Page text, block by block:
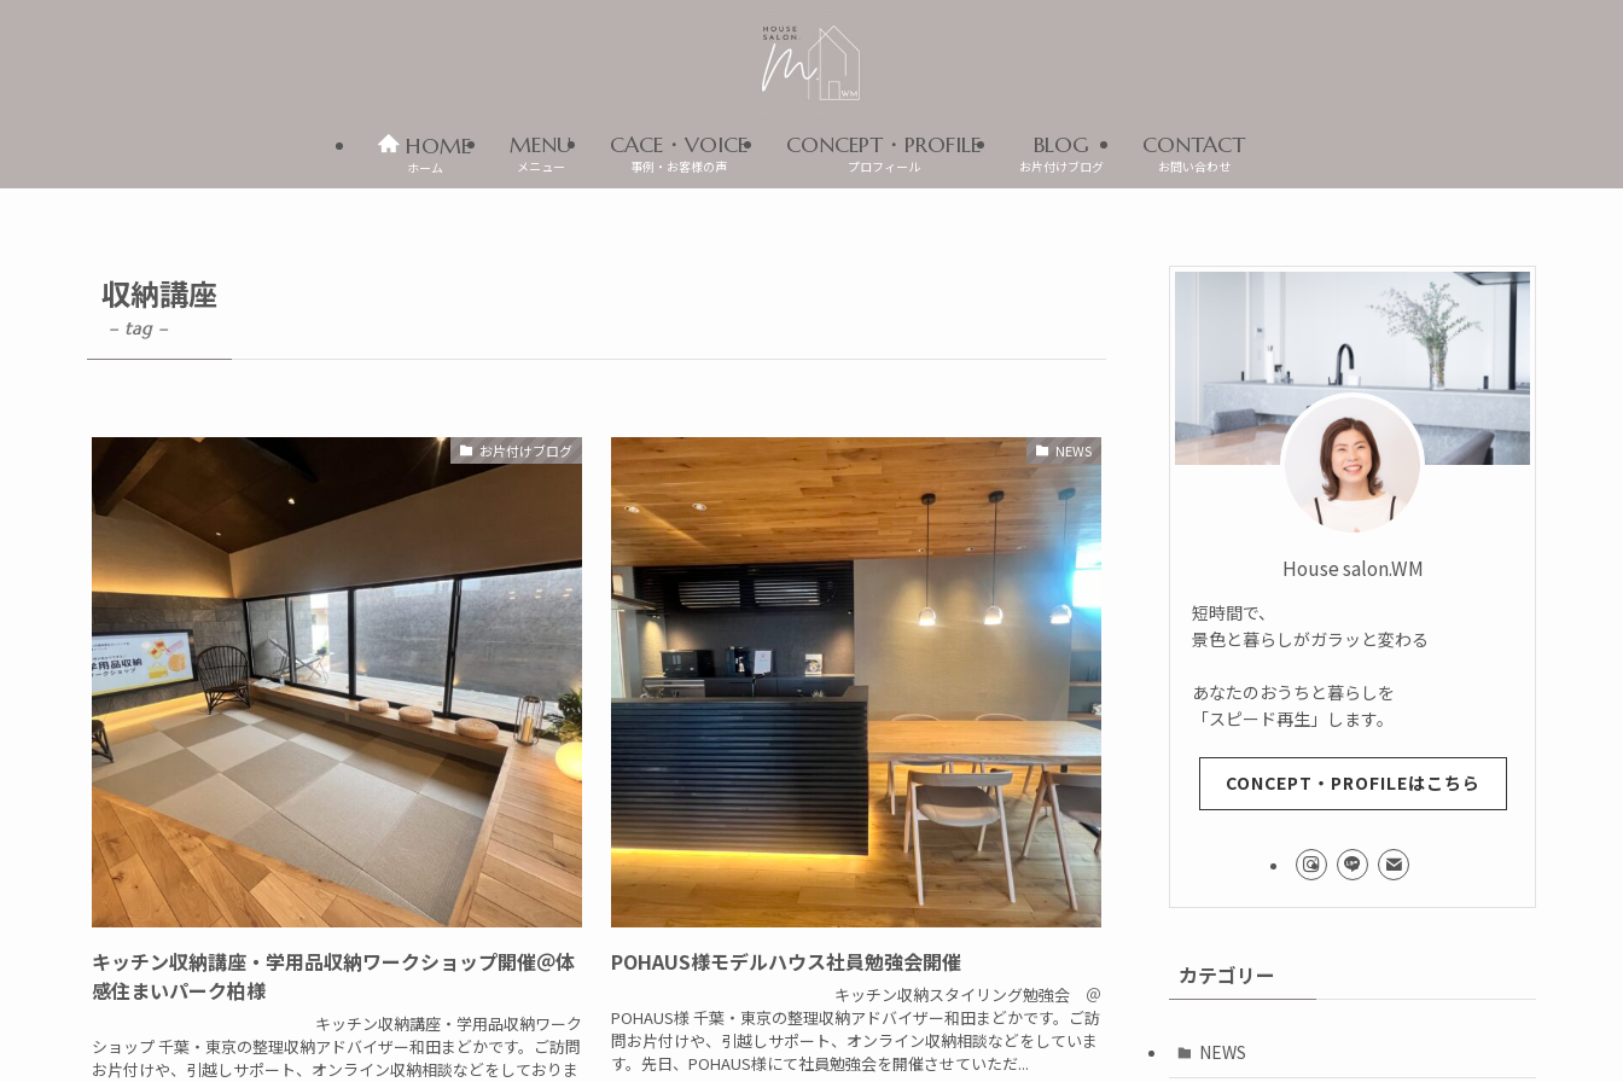
HOME
ホーム
MENU
メニュー
CACE・VOICE
事例・お客様の声
CONCEPT・PROFILE
プロフィール
BLOG
お片付けブログ
CONTACT
お問い合わせ
収納講座
– tag –
お片付けブログ
キッチン収納講座・学用品収納ワークショップ開催＠体
感住まいパーク柏様
キッチン収納講座・学用品収納ワーク
ショップ 千葉・東京の整理収納アドバイザー和田まどかです。ご訪問
お片付けや、引越しサポート、オンライン収納相談などをしておりま
NEWS
POHAUS様モデルハウス社員勉強会開催
キッチン収納スタイリング勉強会 ＠
POHAUS様 千葉・東京の整理収納アドバイザー和田まどかです。ご訪
問お片付けや、引越しサポート、オンライン収納相談などをしていま
す。先日、POHAUS様にて社員勉強会を開催させていただ...
House salon.WM
短時間で、
景色と暮らしがガラッと変わる
あなたのおうちと暮らしを
「スピード再生」します。
CONCEPT・PROFILEはこちら
カテゴリー
NEWS